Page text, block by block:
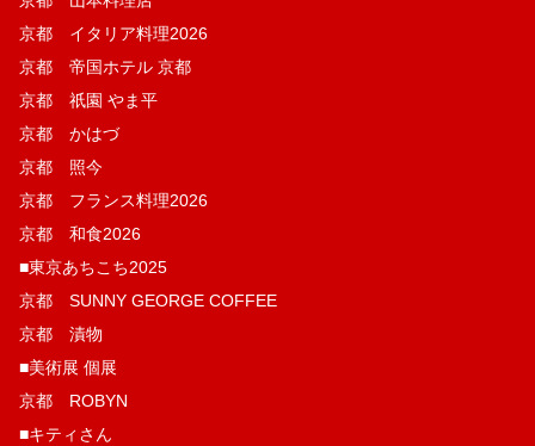
京都 イタリア料理2026
京都 帝国ホテル 京都
京都 祇園 やま平
京都 かはづ
京都 照今
京都 フランス料理2026
京都 和食2026
■東京あちこち2025
京都 SUNNY GEORGE COFFEE
京都 漬物
■美術展 個展
京都 ROBYN
■キティさん